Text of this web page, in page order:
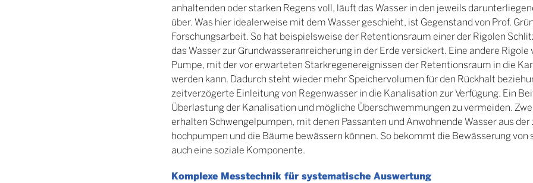
anhaltenden oder starken Regens voll, läuft das Wasser in den jeweils
über. Was hier idealerweise mit dem Wasser geschieht, ist Gegenstand von Prof.
Forschungsarbeit. So hat beispielsweise der Retentionsraum einer der Rigolen
das Wasser zur Grundwasseranreicherung in der Erde versickert. Eine andere Rigole
Pumpe, mit der vor erwarteten Starkregenereignissen der Retentionsraum in die
werden kann. Dadurch steht wieder mehr Speichervolumen für den Rückhalt
zeitverzögerte Einleitung von Regenwasser in die Kanalisation zur Verfügung. Ein
Überlastung der Kanalisation und mögliche Überschwemmungen zu vermeiden.
erhalten Schwengelpumpen, mit denen Passanten und Anwohnende Wasser aus der
hochpumpen und die Bäume bewässern können. So bekommt die Bewässerung von
auch eine soziale Komponente.
Komplexe Messtechnik für systematische Auswertung